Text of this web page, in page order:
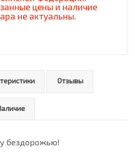
цены и наличие
не актуальны.
Отзывы
бездорожью!